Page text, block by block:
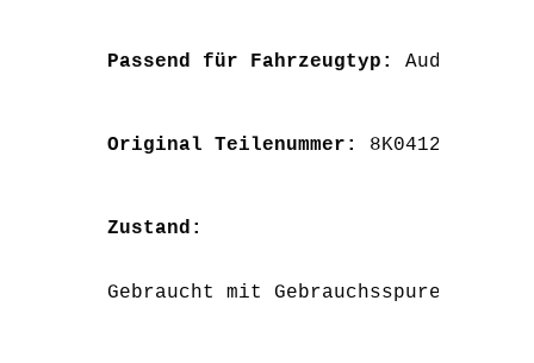
Passend für Fahrzeugtyp: Audi A4 8K
Original Teilenummer: 8K0412253A
Zustand:
Gebraucht mit Gebrauchsspuren in